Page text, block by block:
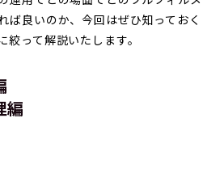
ば良いのか、今回はぜひ知っておく
絞って解説いたします。
編